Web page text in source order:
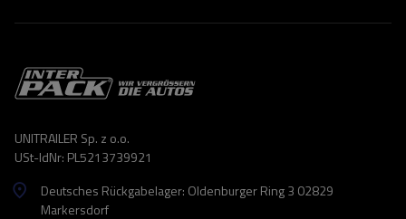
UNITRAILER Sp. z o.o.
USt-IdNr: PL5213739921
Deutsches Rückgabelager: Oldenburger Ring 3 02829
Markersdorf